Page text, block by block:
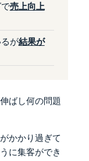
売上向上
が結果が
ばし何の問題
かかり過ぎて
に集客ができ